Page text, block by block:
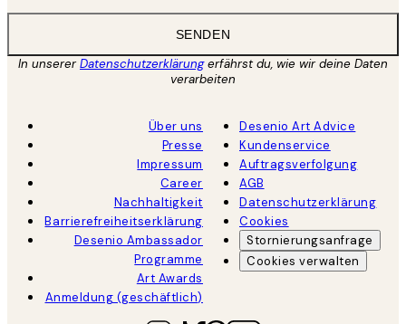
SENDEN
In unsererDatenschutzerklärungerfährst du, wie wir deine Daten
verarbeiten
Über uns
Presse
Impressum
Career
Nachhaltigkeit
Barrierefreiheitserklärung
Desenio Ambassador
Programme
Art Awards
Anmeldung (geschäftlich)
Desenio Art Advice
Kundenservice
Auftragsverfolgung
AGB
Datenschutzerklärung
Cookies
Stornierungsanfrage
Cookies verwalten